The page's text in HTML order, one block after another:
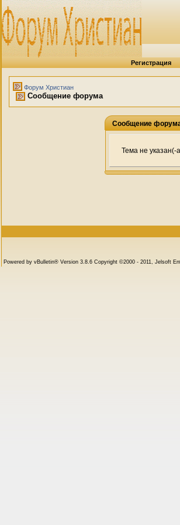
Регистрация
Форум Христиан
Сообщение форума
Сообщение
Тема не
Powered by vBulletin® Version 3.8.6 Copyright ©2000 - 2011, Jelsoft